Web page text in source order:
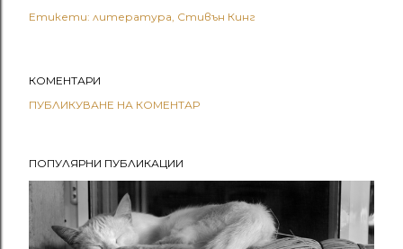
Етикети: литература Стивън Кинг
КОМЕНТАРИ
ПУБЛИКУВАНЕ НА КОМЕНТАР
ПОПУЛЯРНИ ПУБЛИКАЦИИ